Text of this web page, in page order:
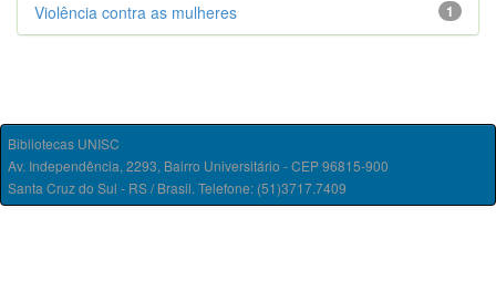
1
Violência contra as mulheres
Bibliotecas UNISC
Av. Independência, 2293, Bairro Universitário - CEP 96815-900
Santa Cruz do Sul - RS / Brasil. Telefone: (51)3717.7409